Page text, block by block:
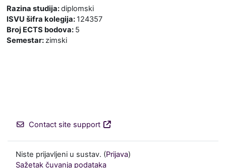
Razina studija:diplomski
ISVU šifra kolegija: 124357
Broj ECTS bodova: 5
Semestar:zimski
Contact site support
Niste prijavljeni u sustav. (Prijava)
Sažetak čuvanja podataka